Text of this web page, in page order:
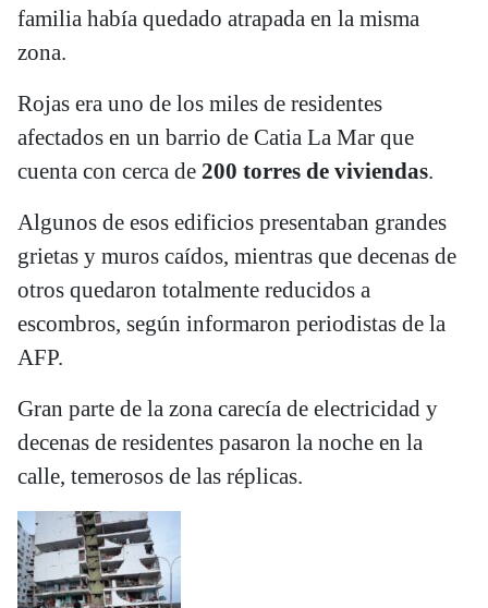
familia había quedado atrapada en la misma
zona.
Rojas era uno de los miles de residentes
afectados en un barrio de Catia La Mar que
cuenta con cerca de 200 torres de viviendas.
Algunos de esos edificios presentaban grandes
grietas y muros caídos, mientras que decenas de
otros quedaron totalmente reducidos a
escombros, según informaron periodistas de la
AFP.
Gran parte de la zona carecía de electricidad y
decenas de residentes pasaron la noche en la
calle, temerosos de las réplicas.